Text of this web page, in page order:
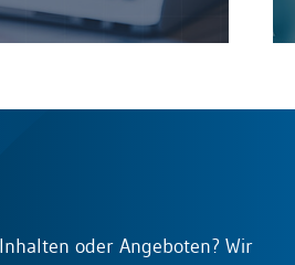
oder Angeboten? Wir